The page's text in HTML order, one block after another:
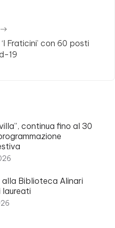
Fraticini’ con 60 posti
19
continua fino al 30
alla Biblioteca Alinari
laureati